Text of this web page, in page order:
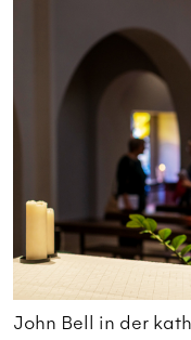
John Bell in der